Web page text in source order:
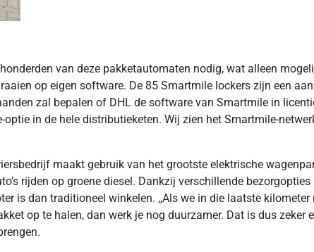
van deze pakketautomaten nodig, wat alleen
op eigen software. De 85 Smartmile lockers zijn een
zal bepalen of DHL de software van Smartmile in
in de hele distributieketen. Wij zien het Smartmile-
maakt gebruik van het grootste elektrische
rijden op groene diesel. Dankzij verschillende
is dan traditioneel winkelen. ,,Als we in die laatste
op te halen, dan werk je nog duurzamer. Dat is dus zeker